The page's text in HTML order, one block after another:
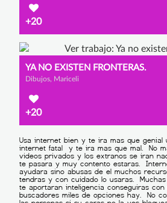
+20
YA NO EXISTEN FRONTERAS.
Dibujos, Mariceli
+20